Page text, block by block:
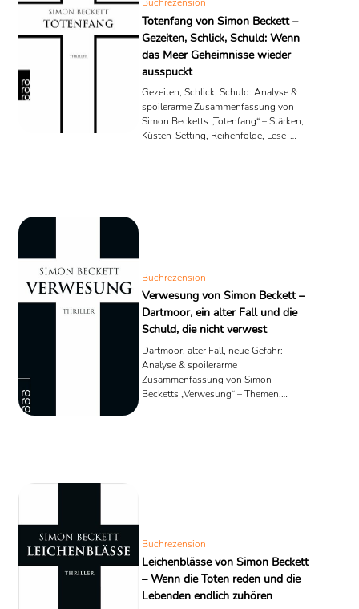
Buchrezension
Totenfang von Simon Beckett –
Gezeiten, Schlick, Schuld: Wenn
das Meer Geheimnisse wieder
ausspuckt
Gezeiten, Schlick, Schuld: Analyse &
spoilerarme Zusammenfassung von
Simon Becketts „Totenfang“ – Stärken,
Küsten-Setting, Reihenfolge, Lese-
Buchrezension
Verwesung von Simon Beckett –
Dartmoor, ein alter Fall und die
Schuld, die nicht verwest
Dartmoor, alter Fall, neue Gefahr:
Analyse & spoilerarme
Zusammenfassung von Simon
Becketts „Verwesung“ – Themen,
Buchrezension
Leichenblässe von Simon Beckett
– Wenn die Toten reden und die
Lebenden endlich zuhören